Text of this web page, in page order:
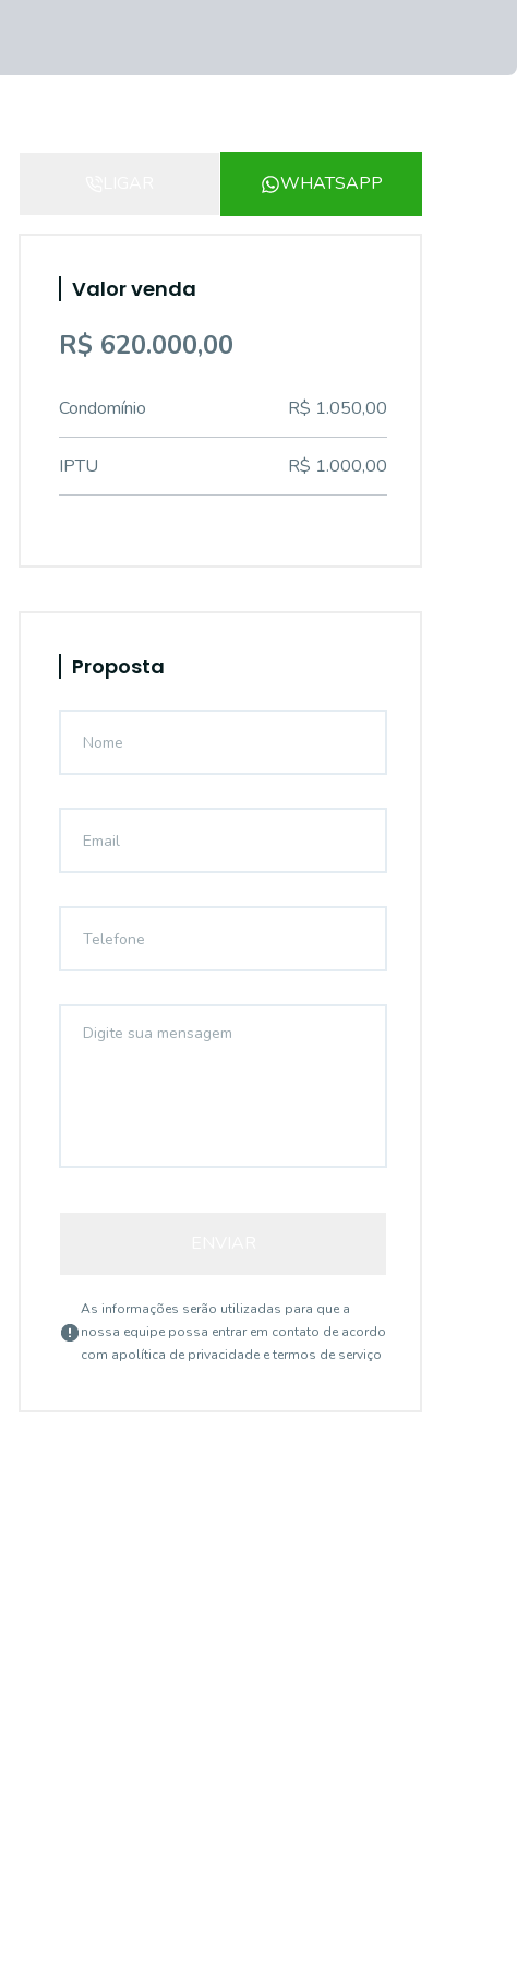
WHATSAPP
Valor venda
R$ 620.000,00
Condomínio R$ 1.050,00
IPTU R$ 1.000,00
Proposta
As informações serão utilizadas para que a
nossa equipe possa entrar em contato de acordo
com apolítica de privacidade e termos de serviço